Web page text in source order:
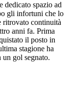
dedicato spazio ad
gli infortuni che lo
ritrovato continuità
anni fa. Prima
il posto in
stagione ha
gol segnato.